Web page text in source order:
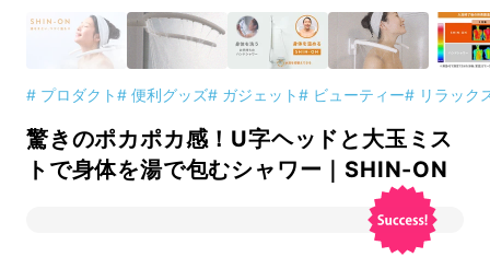
# プロダクト# 便利グッズ# ガジェット# ビューティー# リラック
驚きのポカポカ感！U字ヘッドと大玉ミス
トで身体を湯で包むシャワー｜SHIN-ON